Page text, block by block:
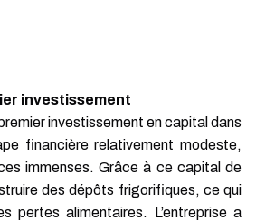
investissement
investissement en capital dans
financière relativement modeste,
immenses. Grâce à ce capital de
des dépôts frigorifiques, ce qui
pertes alimentaires. L’entreprise a